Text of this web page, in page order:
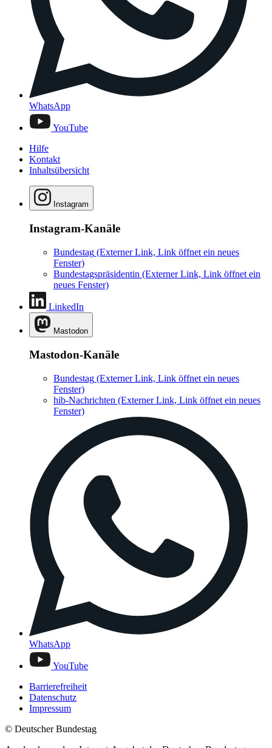
WhatsApp
YouTube
Hilfe
Kontakt
Inhaltsübersicht
Instagram
Instagram-Kanäle
Bundestag (Externer Link, Link öffnet ein neues
Fenster)
Bundestagspräsidentin (Externer Link, Link öffnet ein
neues Fenster)
LinkedIn
Mastodon
Mastodon-Kanäle
Bundestag (Externer Link, Link öffnet ein neues
Fenster)
hib-Nachrichten (Externer Link, Link öffnet ein neues
Fenster)
WhatsApp
YouTube
Barrierefreiheit
Datenschutz
Impressum
© Deutscher Bundestag